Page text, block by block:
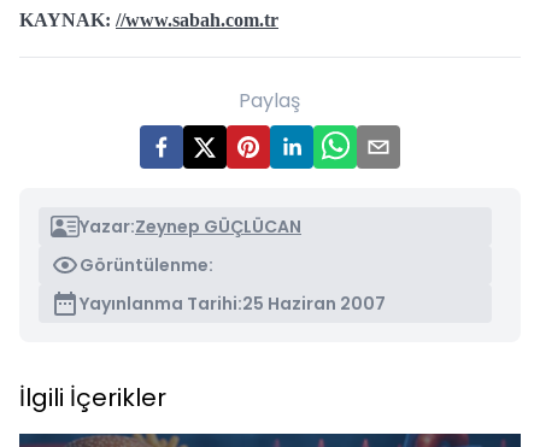
KAYNAK: //www.sabah.com.tr
Paylaş
Yazar:Zeynep GÜÇLÜCAN
Görüntülenme:
Yayınlanma Tarihi:25 Haziran 2007
İlgili İçerikler